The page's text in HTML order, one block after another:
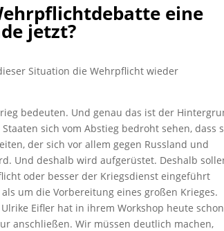
eine
jetzt?
Situation die Wehrpflicht wieder
bedeuten. Und genau das ist der
sich vom Abstieg bedroht sehen, dass
der sich vor allem gegen Russland und
Und deshalb wird aufgerüstet. Deshalb
oder besser der Kriegsdienst eingeführt
um die Vorbereitung eines großen Krieges.
Eifler hat in ihrem Workshop heute schon
anschließen. Wir müssen deutlich machen,